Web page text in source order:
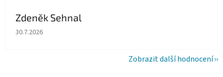
Zdeněk Sehnal
Hodnocení obchodu je 5 z 5 hvězdiček.
30.7.2026
Zobrazit další hodnocení